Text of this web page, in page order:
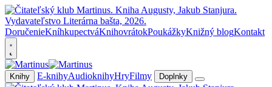
DoručenieKníhkupectváKnihovrátokPoukážkyKnižný blogKontakt
Knihy E-knihyAudioknihyHryFilmy Doplnky